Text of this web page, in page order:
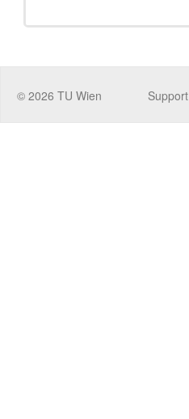
© 2026 TU Wien
Support